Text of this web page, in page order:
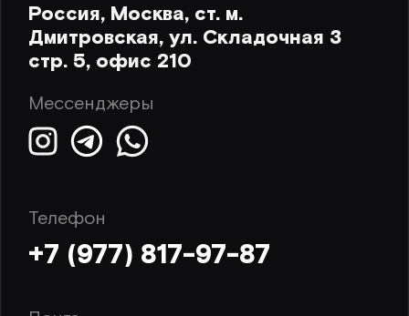
Россия, Москва, ст. м.
Дмитровская, ул. Складочная 3
стр. 5, офис 210
Мессенджеры
Телефон
+7 (977) 817-97-87